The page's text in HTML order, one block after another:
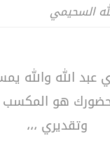
السحيمي
عبد الله والله
هو المكسب
وتقديري ،،،